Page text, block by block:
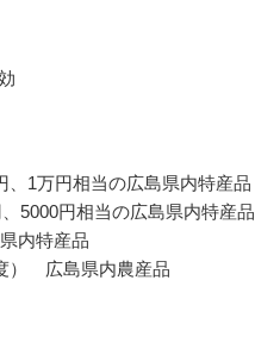
1万円相当の広島県内特産品
5000円相当の広島県内特産品
内特産品
） 広島県内農産品